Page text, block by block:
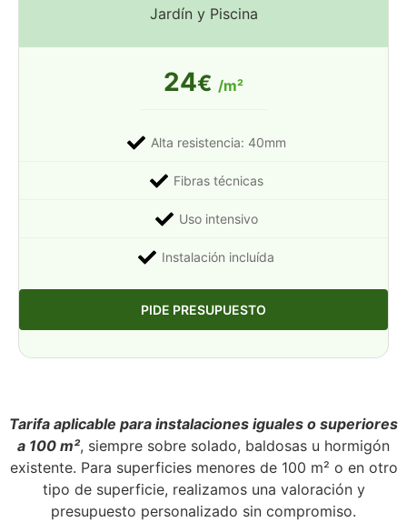
Jardín y Piscina
24€ /m²
Alta resistencia: 40mm
Fibras técnicas
Uso intensivo
Instalación incluída
PIDE PRESUPUESTO
Tarifa aplicable para instalaciones iguales o superiores
a 100 m², siempre sobre solado, baldosas u hormigón
existente. Para superficies menores de 100 m² o en otro
tipo de superficie, realizamos una valoración y
presupuesto personalizado sin compromiso.